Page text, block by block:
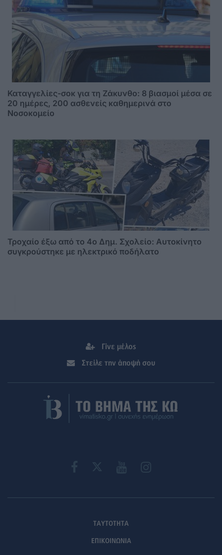
Καταγγελίες-σοκ για τη Ζάκυνθο: 8 βιασμοί μέσα σε
20 ημέρες, 200 ασθενείς καθημερινά στο
Νοσοκομείο
Τροχαίο έξω από το 4ο Δημ. Σχολείο: Αυτοκίνητο
συγκρούστηκε με ηλεκτρικό ποδήλατο
Γίνε μέλος
Στείλε την άποψή σου
ΤΑΥΤΟΤΗΤΑ
ΕΠΙΚΟΙΝΩΝΙΑ